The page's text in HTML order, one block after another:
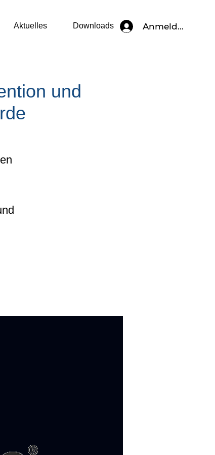
Aktuelles Downloads Anmelden
und